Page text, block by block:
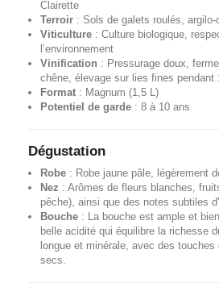
Clairette
Terroir : Sols de galets roulés, argilo-
Viticulture : Culture biologique,
l’environnement
Vinification : Pressurage doux,
chêne, élevage sur lies fines pendant
Format : Magnum (1,5 L)
Potentiel de garde : 8 à 10 ans
Dégustation
Robe : Robe jaune pâle, légèrement
Nez : Arômes de fleurs blanches,
pêche), ainsi que des notes subtiles
Bouche : La bouche est ample et
belle acidité qui équilibre la richesse
longue et minérale, avec des
secs.